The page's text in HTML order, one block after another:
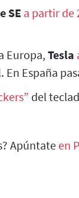
SE a partir de
Europa, Tesla
España
del
Apúntateen